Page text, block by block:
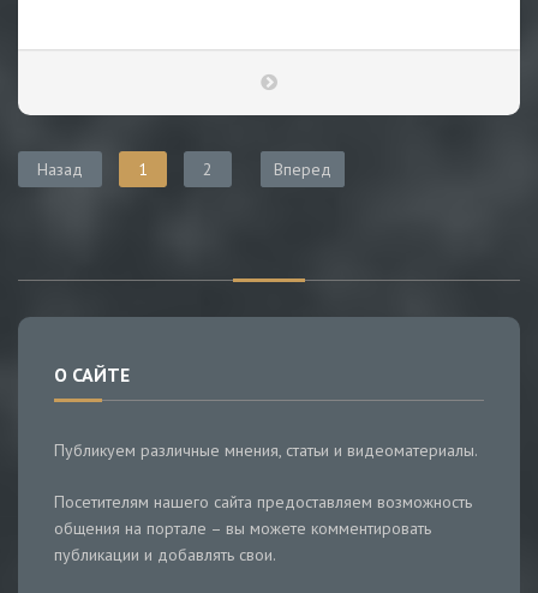
Назад 1 2 Вперед
О САЙТЕ
Публикуем различные мнения, статьи и видеоматериалы.
Посетителям нашего сайта предоставляем возможность
общения на портале – вы можете комментировать
публикации и добавлять свои.